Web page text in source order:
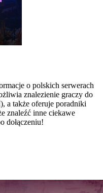
o polskich serwerach
znalezienie graczy do
a także oferuje poradniki
znaleźć inne ciekawe
dołączeniu!